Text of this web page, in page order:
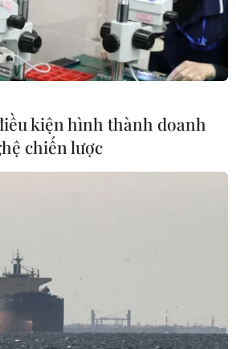
kiện hình thành doanh
chiến lược